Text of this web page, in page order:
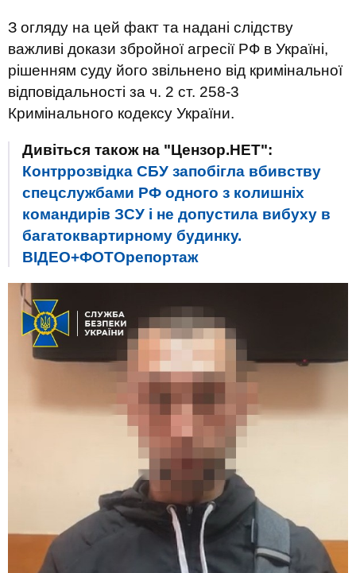
З огляду на цей факт та надані слідству
важливі докази збройної агресії РФ в Україні,
рішенням суду його звільнено від кримінальної
відповідальності за ч. 2 ст. 258-3
Кримінального кодексу України.
Дивіться також на "Цензор.НЕТ":
Контррозвідка СБУ запобігла вбивству
спецслужбами РФ одного з колишніх
командирів ЗСУ і не допустила вибуху в
багатоквартирному будинку.
ВІДЕО+ФОТОрепортаж